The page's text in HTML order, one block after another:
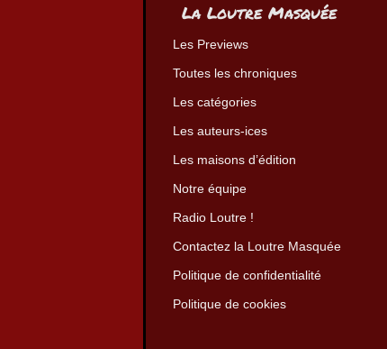
La Loutre Masquée
Les Previews
Toutes les chroniques
Les catégories
Les auteurs-ices
Les maisons d’édition
Notre équipe
Radio Loutre !
Contactez la Loutre Masquée
Politique de confidentialité
Politique de cookies